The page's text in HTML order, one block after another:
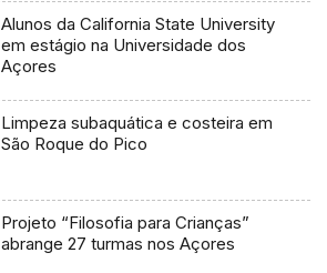
Alunos da California State University
em estágio na Universidade dos
Açores
Limpeza subaquática e costeira em
São Roque do Pico
Projeto “Filosofia para Crianças”
abrange 27 turmas nos Açores